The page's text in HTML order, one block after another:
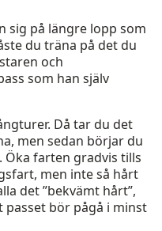
sig på längre lopp som
du träna på det du
och
som han själv
Då tar du det
men sedan börjar du
Öka farten gradvis tills
men inte så hårt
det ”bekvämt hårt”,
bör pågå i minst